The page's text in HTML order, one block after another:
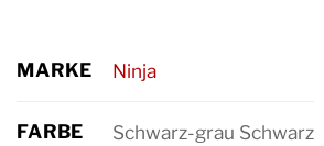
MARKE Ninja
FARBE Schwarz-grau Schwarz